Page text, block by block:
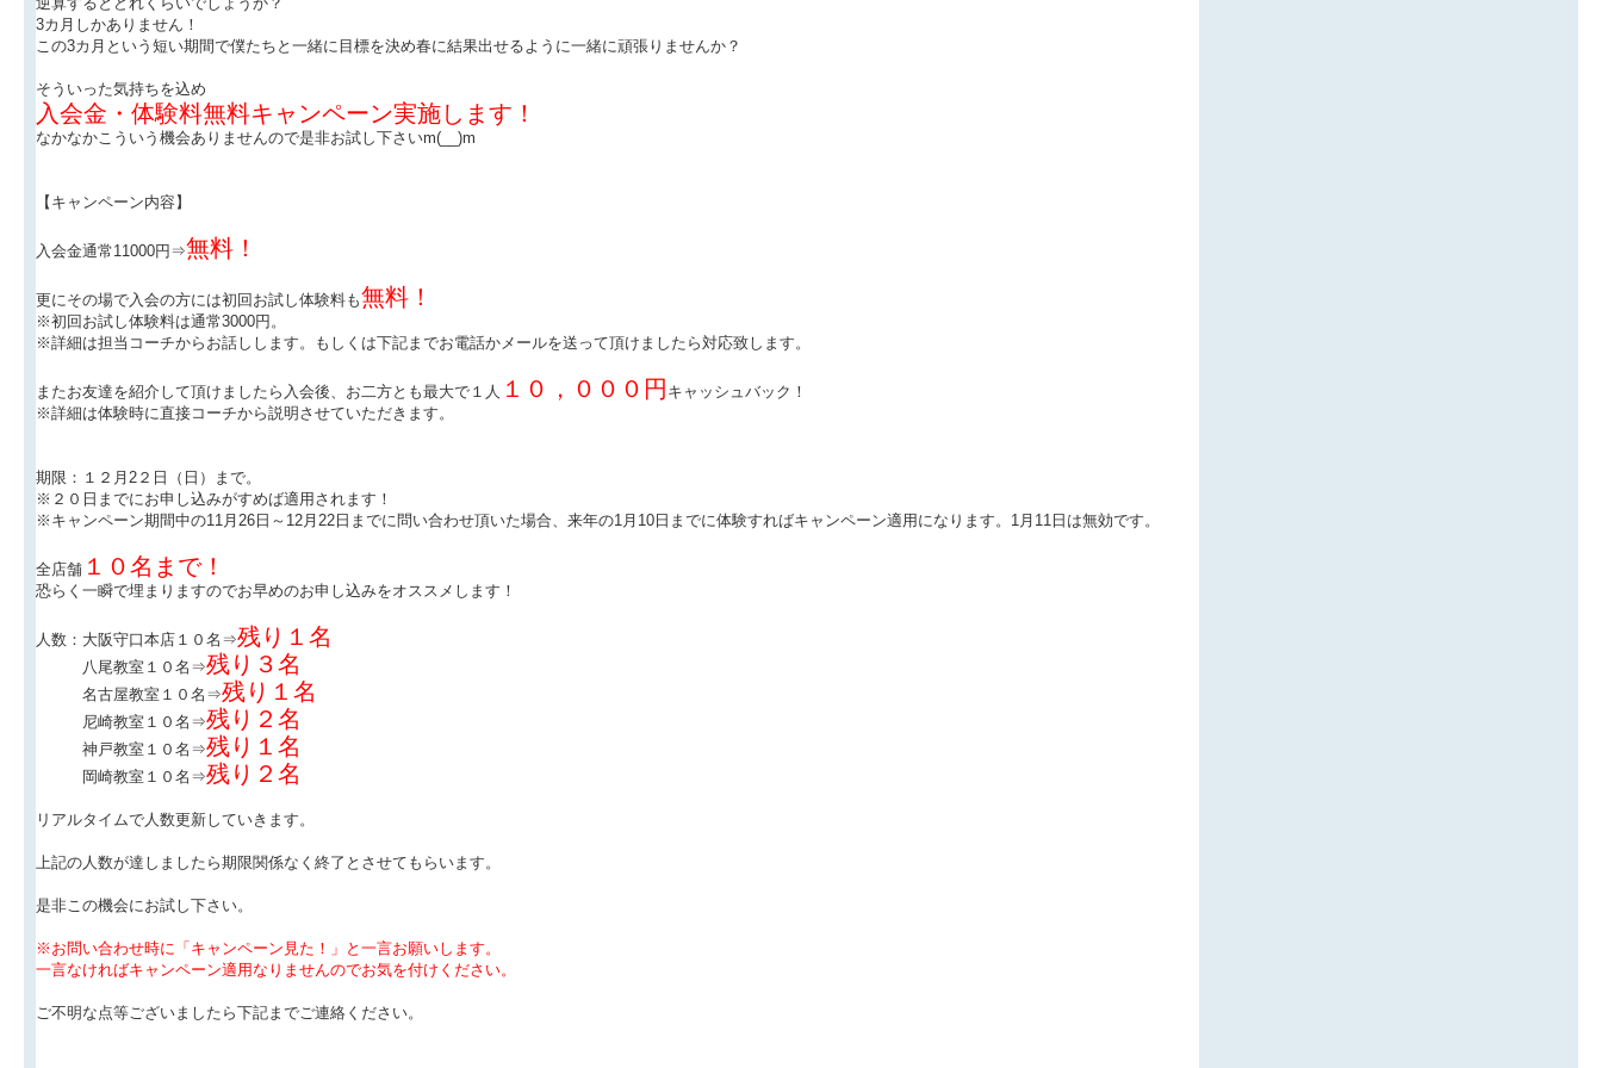
3カ月しかありません！
この3カ月という短い期間で僕たちと一緒に目標を決め春に結果出せるように一緒に頑張りませんか？
そういった気持ちを込め
入会金・体験料無料キャンペーン実施します！
なかなかこういう機会ありませんので是非お試し下さいm(__)m
【キャンペーン内容】
入会金通常11000円⇒無料！
更にその場で入会の方には初回お試し体験料も無料！
※初回お試し体験料は通常3000円。
※詳細は担当コーチからお話しします。もしくは下記までお電話かメールを送って頂けましたら対応致します。
またお友達を紹介して頂けましたら入会後、お二方とも最大で１人 １０，０００円 キャッシュバック！
※詳細は体験時に直接コーチから説明させていただきます。
期限：１２月2２日（日）まで。
※２０日までにお申し込みがすめば適用されます！
※キャンペーン期間中の11月26日～12月22日までに問い合わせ頂いた場合、来年の1月10日までに体験すればキャンペーン適用になります。1月11日は無効です。
全店舗 １０名まで！
恐らく一瞬で埋まりますのでお早めのお申し込みをオススメします！
人数：大阪守口本店１０名⇒残り１名
八尾教室１０名⇒残り３名
名古屋教室１０名⇒残り１名
尼崎教室１０名⇒残り２名
神戸教室１０名⇒残り１名
岡崎教室１０名⇒残り２名
リアルタイムで人数更新していきます。
上記の人数が達しましたら期限関係なく終了とさせてもらいます。
是非この機会にお試し下さい。
※お問い合わせ時に「キャンペーン見た！」と一言お願いします。
一言なければキャンペーン適用なりませんのでお気を付けください。
ご不明な点等ございましたら下記までご連絡ください。